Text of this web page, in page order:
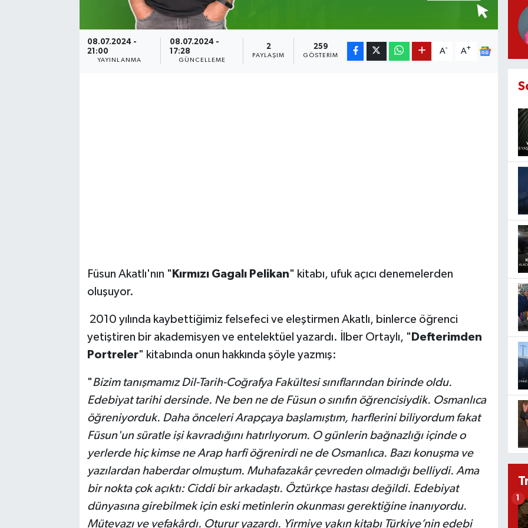
08.07.2024 -
21:00
YAYINLANMA
08.07.2024 -
17:28
GÜNCELLEME
2
PAYLAŞIM
259
GÖSTERIM
A- A+
Füsun Akatlı'nın " Kırmızı Gagalı Pelikan" kitabı, ufuk açıcı denemelerden
oluşuyor.
2010 yılında kaybettiğimiz felsefeci ve eleştirmen Akatlı, binlerce öğrenci
yetiştiren bir akademisyen ve entelektüel yazardı. İlber Ortaylı, " Defterimden
Portreler" kitabında onun hakkında şöyle yazmış:
"Bizim tanışmamız Dil-Tarih-Coğrafya Fakültesi sınıflarından birinde oldu.
Edebiyat tarihi dersinde. Ne ben ne de Füsun o sınıfın öğrencisiydik. Osmanlıca
öğreniyorduk. Daha önceleri Arapçaya başlamıştım, harflerini biliyordum fakat
Füsun'un süratle işi kavradığını hatırlıyorum. O günlerin bağnazlığı içinde o
yerlerde hiç kimse ne Arap harfi öğrenirdi ne de Osmanlıca. Bazı konuşma ve
yazılardan haberdar olmuştum. Muhafazakâr çevreden olmadığı belliydi. Ama
bir nokta çok açıktı: Ciddi bir arkadaştı. Öztürkçe hastası değildi. Edebiyat
dünyasına girebilmek için eski metinlerin okunması gerektiğine inanıyordu.
Mütevazı ve vefakârdı. Oturur yazardı. Yirmiye yakın kitabı Türkiye’nin edebi
1
YUNUSEMRE
MANİSA'YI KEŞFET
TÜRKİYE'DE TREND HABERLER